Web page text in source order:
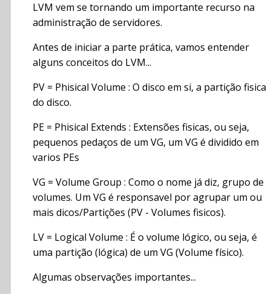
LVM vem se tornando um importante recurso na
administração de servidores.
Antes de iniciar a parte prática, vamos entender
alguns conceitos do LVM...
PV = Phisical Volume : O disco em si, a partição fisica
do disco.
PE = Phisical Extends : Extensões fisicas, ou seja,
pequenos pedaços de um VG, um VG é dividido em
varios PEs
VG = Volume Group : Como o nome já diz, grupo de
volumes. Um VG é responsavel por agrupar um ou
mais dicos/Partições (PV - Volumes fisicos).
LV = Logical Volume : É o volume lógico, ou seja, é
uma partição (lógica) de um VG (Volume físico).
Algumas observações importantes...